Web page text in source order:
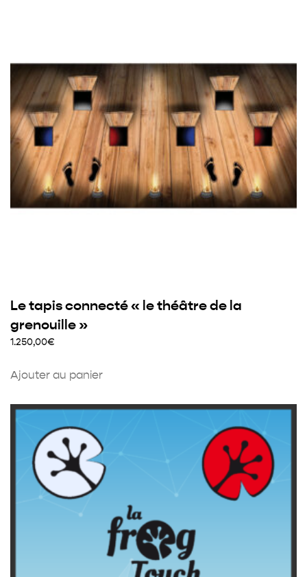
Le tapis connecté « le théâtre de la
grenouille »
1.250,00€
Ajouter au panier